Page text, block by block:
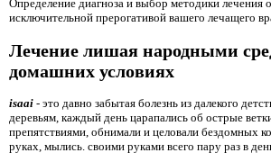
Определение диагноза и выбор методики лечения
исключительной прерогативой вашего лечащего
Лечение лишая народными
домашних условиях
isaai - это давно забытая болезнь из далекого
деревьям, каждый день царапались об острые
препятствиями, обнимали и целовали бездомных
руках, мылись. своими руками всего пару раз в